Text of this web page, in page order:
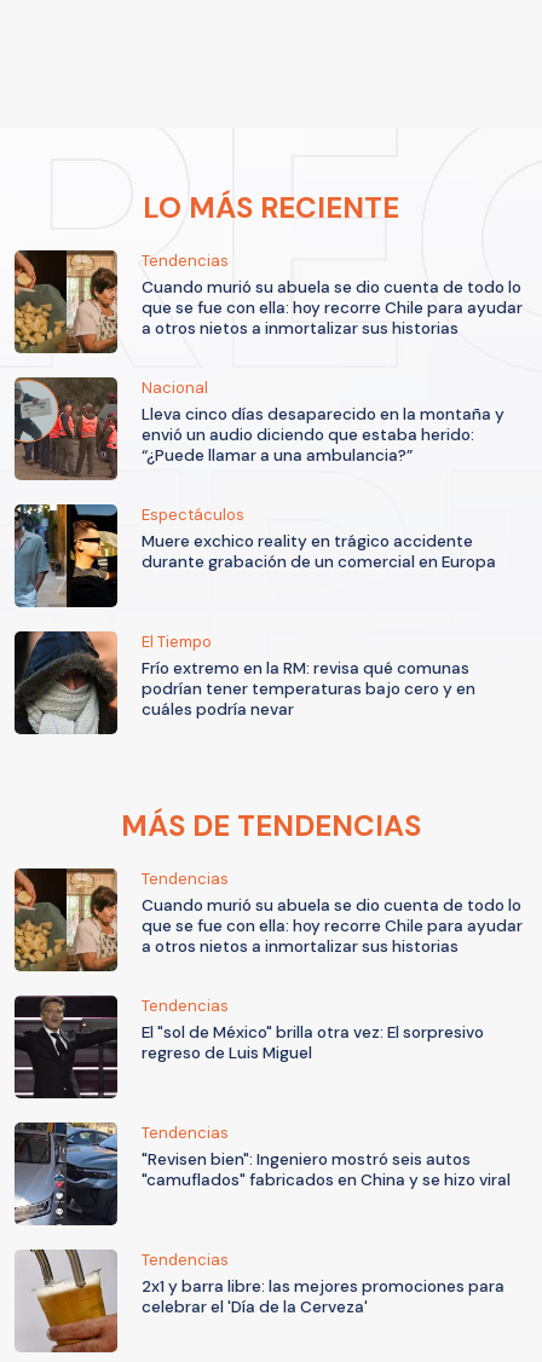
LO MÁS RECIENTE
Tendencias
Cuando murió su abuela se dio cuenta de todo lo
que se fue con ella: hoy recorre Chile para ayudar
a otros nietos a inmortalizar sus historias
Nacional
Lleva cinco días desaparecido en la montaña y
envió un audio diciendo que estaba herido:
“¿Puede llamar a una ambulancia?”
Espectáculos
Muere exchico reality en trágico accidente
durante grabación de un comercial en Europa
El Tiempo
Frío extremo en la RM: revisa qué comunas
podrían tener temperaturas bajo cero y en
cuáles podría nevar
MÁS DE TENDENCIAS
Tendencias
Cuando murió su abuela se dio cuenta de todo lo
que se fue con ella: hoy recorre Chile para ayudar
a otros nietos a inmortalizar sus historias
Tendencias
El "sol de México" brilla otra vez: El sorpresivo
regreso de Luis Miguel
Tendencias
"Revisen bien": Ingeniero mostró seis autos
"camuflados" fabricados en China y se hizo viral
Tendencias
2x1 y barra libre: las mejores promociones para
celebrar el 'Día de la Cerveza'